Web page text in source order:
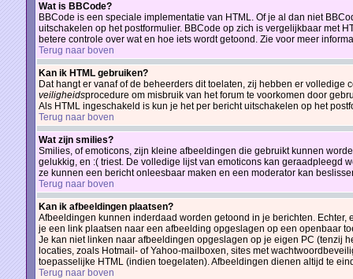
Wat is BBCode?
BBCode is een speciale implementatie van HTML. Of je al dan niet
uitschakelen op het postformulier. BBCode op zich is vergelijkbaar met
betere controle over wat en hoe iets wordt getoond. Zie voor meer
Terug naar boven
Kan ik HTML gebruiken?
Dat hangt er vanaf of de beheerders dit toelaten, zij hebben er
veiligheidsprocedure om misbruik van het forum te voorkomen door
Als HTML ingeschakeld is kun je het per bericht uitschakelen op het
Terug naar boven
Wat zijn smilies?
Smilies, of emoticons, zijn kleine afbeeldingen die gebruikt kunnen
gelukkig, en :( triest. De volledige lijst van emoticons kan geraadpleegd
ze kunnen een bericht onleesbaar maken en een moderator kan
Terug naar boven
Kan ik afbeeldingen plaatsen?
Afbeeldingen kunnen inderdaad worden getoond in je berichten.
je een link plaatsen naar een afbeelding opgeslagen op een openbaar
Je kan niet linken naar afbeeldingen opgeslagen op je eigen PC (tenzij
locaties, zoals Hotmail- of Yahoo-mailboxen, sites met
toepasselijke HTML (indien toegelaten). Afbeeldingen dienen altijd te
Terug naar boven